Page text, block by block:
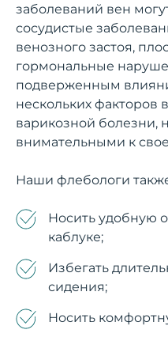
заболеваний вен
сосудистые
венозного застоя,
гормональные
подверженным
нескольких факторов
варикозной болезни,
внимательными к
Наши флебологи
Носить удобную
каблуке;
Избегать
сидения;
Носить